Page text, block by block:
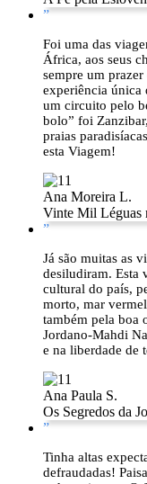
”
Foi uma das
África, aos seus
sempre um
experiência única
um circuito pelo
bolo” foi
praias
esta Viagem!
Ana Moreira L.
Vinte Mil Léguas
”
Já são muitas as
desiludiram. Esta
cultural do país,
morto, mar
também pela boa
Jordano-Mahdi
e na liberdade de
Ana Paula S.
Os Segredos da
”
Tinha altas
defraudadas!